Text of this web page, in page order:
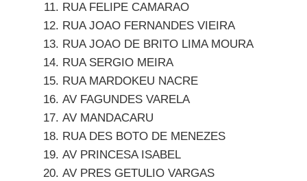
RUA FELIPE CAMARAO
RUA JOAO FERNANDES VIEIRA
RUA JOAO DE BRITO LIMA MOURA
RUA SERGIO MEIRA
RUA MARDOKEU NACRE
AV FAGUNDES VARELA
AV MANDACARU
RUA DES BOTO DE MENEZES
AV PRINCESA ISABEL
AV PRES GETULIO VARGAS